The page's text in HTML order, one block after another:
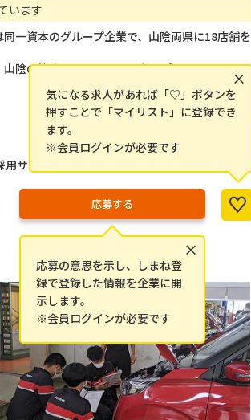
います
一資本のグループ企業で、山陰両県に18店舗を
陰の皆さまのカーライフをサポートしていま
サイトからもご予約できます。
応募する
×
応募の意思を示し、しまね登
録で登録した情報を企業に開
示します。
※会員ログインが必要です
×
気になる求人があれば「♡」ボタンを
押すことで「マイリスト」に登録でき
ます。
※会員ログインが必要です